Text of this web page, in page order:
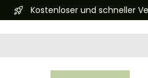
Kostenloser und schneller